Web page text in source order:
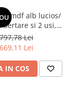
mdf alb lucios/
sertare si 2 usi,
capac, 160cm
cm adancime x
inaltime,
Lei
Lei
IN COS